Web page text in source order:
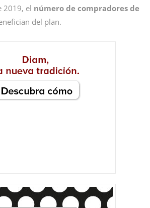
2019, el número de compradores de
del plan.